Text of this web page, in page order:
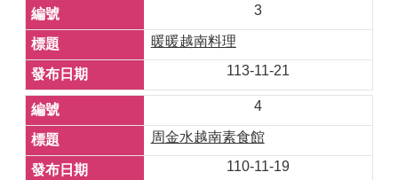
3
暖暖越南料理
113-11-21
4
周金水越南素食館
110-11-19